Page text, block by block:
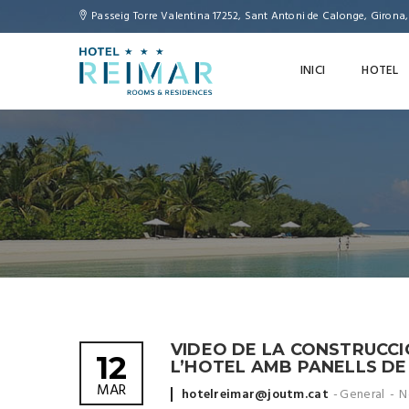
Passeig Torre Valentina 17252, Sant Antoni de Calonge,
INICI HOTEL
VIDEO DE LA
L’HOTEL AMB PANELLS
12
MAR
Posted
hotelreimar@joutm.cat General